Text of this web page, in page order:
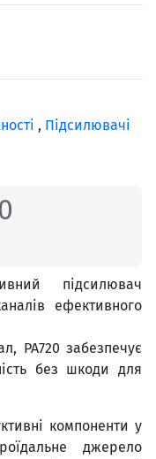
, Підсилювачі
підсилювач
ефективного
PA720 забезпечує
без шкоди для
компоненти у
джерело